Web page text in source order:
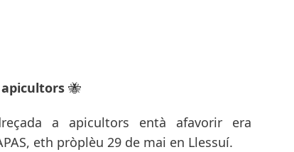
🐝
a apicultors entà afavorir era
eth pròplèu 29 de mai en Llessuí.